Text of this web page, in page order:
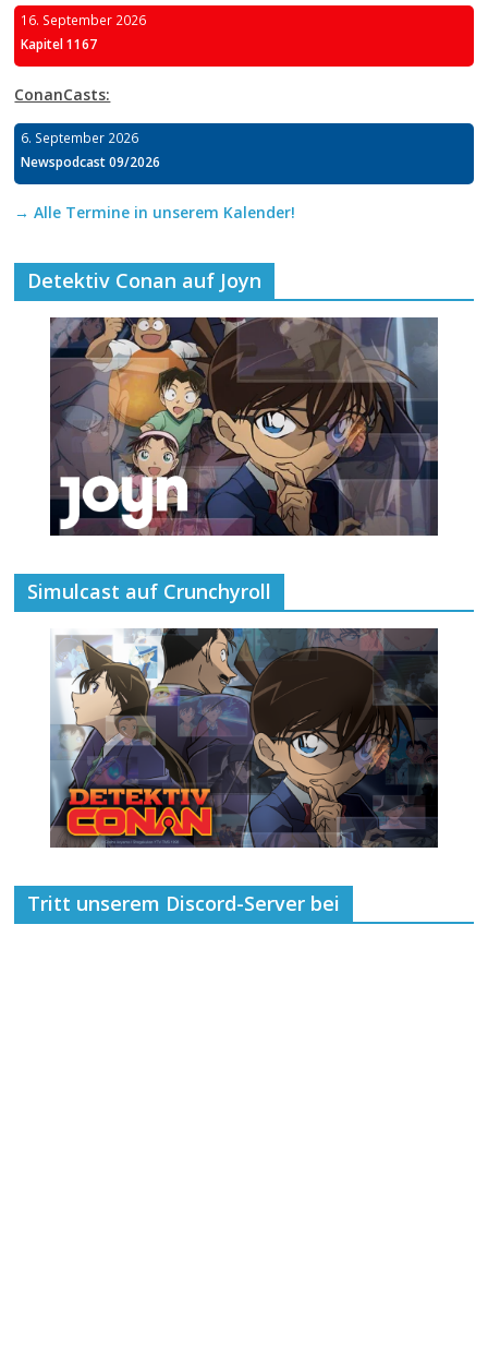
16. September 2026
Kapitel 1167
ConanCasts:
6. September 2026
Newspodcast 09/2026
→ Alle Termine in unserem Kalender!
Detektiv Conan auf Joyn
Simulcast auf Crunchyroll
Tritt unserem Discord-Server bei